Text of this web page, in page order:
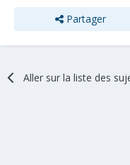
Partager
Aller sur la liste des